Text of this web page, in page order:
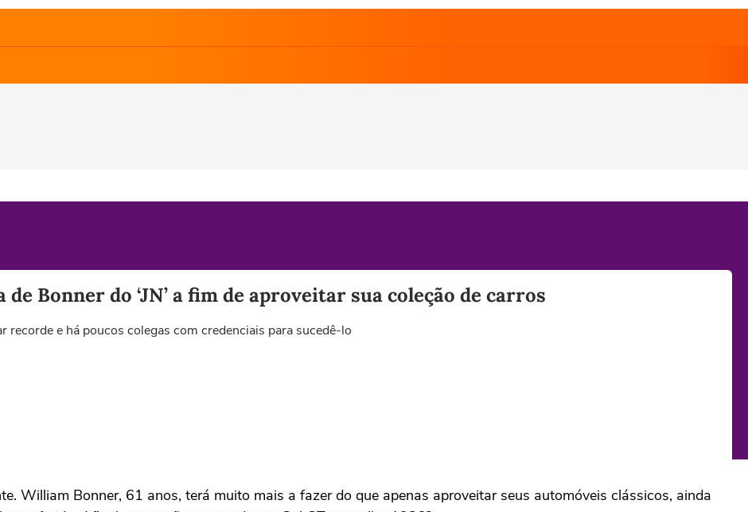
Bonner do ‘JN’ a fim de aproveitar sua coleção de carros
e há poucos colegas com credenciais para sucedê-lo
William Bonner, 61 anos, terá muito mais a fazer do que apenas aproveitar seus automóveis clássicos, ainda